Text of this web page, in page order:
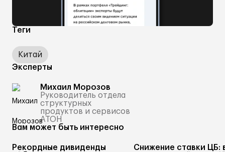
Теги
Китай
Эксперты
Михаил Морозов
Руководитель отдела
структурных
продуктов и сервисов
АТОН
Вам может быть интересно
Рекордные дивиденды
Снижение ставки ЦБ: